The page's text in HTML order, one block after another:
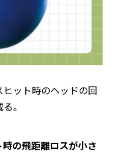
ット時のヘッドの回
。
の飛距離ロスが小さ